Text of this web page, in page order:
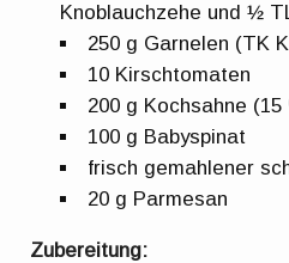
Knoblauchzehe und ½
250 g Garnelen (TK
10 Kirschtomaten
200 g Kochsahne
100 g Babyspinat
frisch gemahlener
20 g Parmesan
Zubereitung: